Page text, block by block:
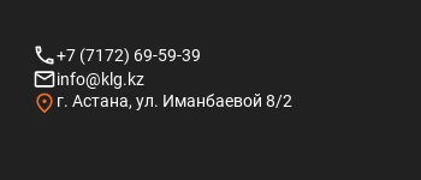
+7 (7172) 69-59-39
info@klg.kz
г. Астана, ул. Иманбаевой 8/2